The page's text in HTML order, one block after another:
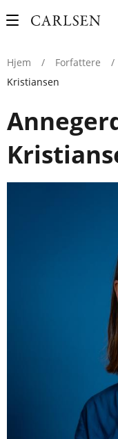
Main
Hjem
/ Forfattere /
Kristiansen